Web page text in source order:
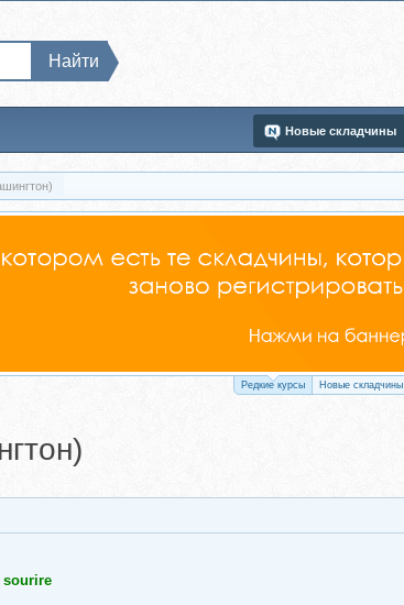
Новые складчины
Найти
Редкие курсы Новые складчины
sourire